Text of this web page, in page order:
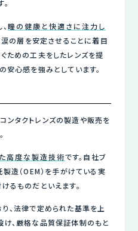
瞳の健康と快適さに注力し
涙の層を安定させることに着目
ための工夫をしたレンズを提
安心感を強みとしています。
ンタクトレンズの製造や販売を
高度な製造技術です。自社ブ
製造（OEM）を手がけている実
るものだといえます。
、法律で定められた基準を上
、厳格な品質保証体制のもと